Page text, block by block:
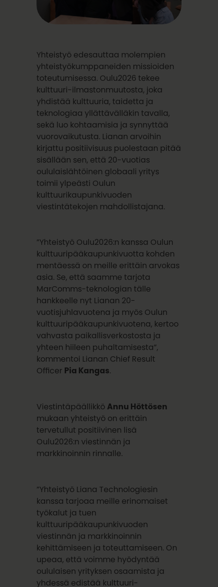
Yhteistyö edesauttaa molempien
yhteistyökumppaneiden missioiden
toteutumisessa. Oulu2026 tekee
kulttuuri-ilmastonmuutosta, joka
yhdistää kulttuuria, taidetta ja
teknologiaa yllättävälläkin tavalla,
sekä luo kohtaamisia ja synnyttää
vuorovaikutusta. Lianan arvoihin
kirjattu positiivisuus puolestaan pitää
sisällään sen, että 20-vuotias
oululaislähtöinen globaali yritys
toimii ylpeästi Oulun
kulttuurikaupunkivuoden
viestintätekojen mahdollistajana.
”Yhteistyö Oulu2026:n kanssa Oulun
kulttuuripääkaupunkivuotta kohden
mentäessä on meille erittäin arvokas
asia. Se, että saamme tarjota
MarComms-teknologian tälle
hankkeelle nyt Lianan 20-
vuotisjuhlavuotena ja myös Oulun
kulttuuripääkaupunkivuotena, kertoo
vahvasta paikallisverkostosta ja
yhteen hiileen puhaltamisesta”,
kommentoi Lianan Chief Result
Officer Pia Kangas.
Viestintäpäällikkö Annu Höttösen
mukaan yhteistyö on erittäin
tervetullut positiivinen lisä
Oulu2026:n viestinnän ja
markkinoinnin rinnalle.
”Yhteistyö Liana Technologiesin
kanssa tarjoaa meille erinomaiset
työkalut ja tuen
kulttuuripääkaupunkivuoden
viestinnän ja markkinoinnin
kehittämiseen ja toteuttamiseen. On
upeaa, että voimme hyödyntää
oululaisen yrityksen osaamista ja
yhdessä edistää kulttuuri-